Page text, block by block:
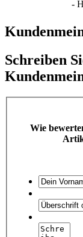
-
Schreiben
Wie